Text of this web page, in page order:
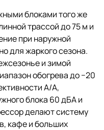
блоками того же
трассой до 75 м и
при наружной
для жаркого сезона.
и зимой
обогрева до −20
A/A,
блока 60 дБА и
делают систему
кафе и больших